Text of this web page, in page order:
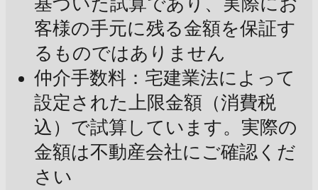
客様の手元に残る金額を保証す
るものではありません
仲介手数料：宅建業法によって
設定された上限金額（消費税
込）で試算しています。実際の
金額は不動産会社にご確認くだ
さい